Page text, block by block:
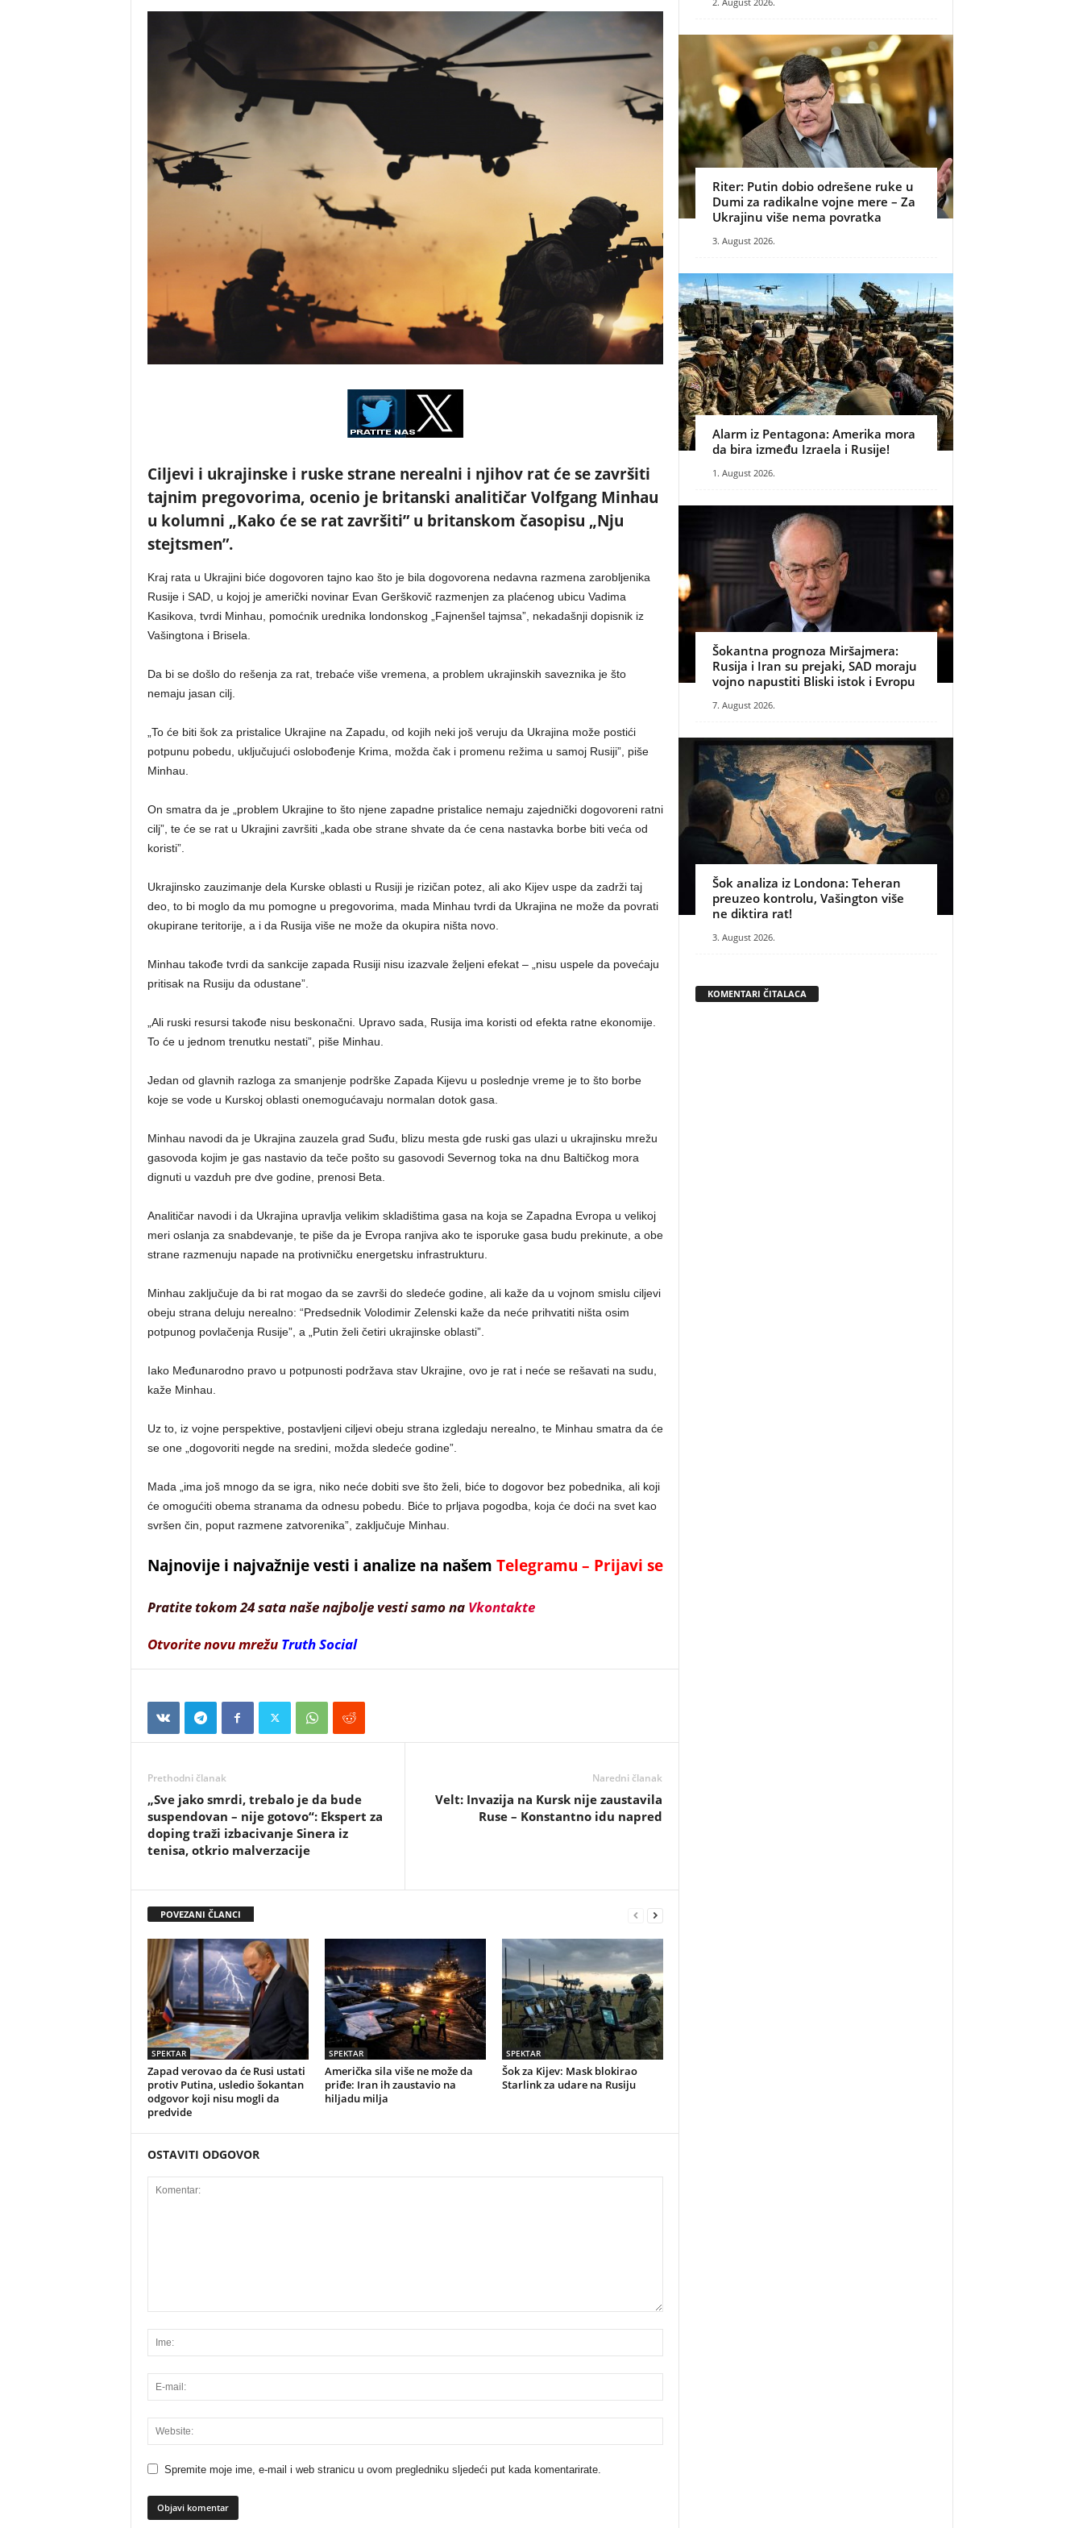
Ciljevi i ukrajinske i ruske strane nerealni i njihov rat će se završiti
tajnim pregovorima, ocenio je britanski analitičar Volfgang Minhau
u kolumni „Kako će se rat završiti” u britanskom časopisu „Nju
stejtsmen”.
Kraj rata u Ukrajini biće dogovoren tajno kao što je bila dogovorena nedavna razmena zarobljenika
Rusije i SAD, u kojoj je američki novinar Evan Gerškovič razmenjen za plaćenog ubicu Vadima
Kasikova, tvrdi Minhau, pomoćnik urednika londonskog „Fajnenšel tajmsa”, nekadašnji dopisnik iz
Vašingtona i Brisela.
Da bi se došlo do rešenja za rat, trebaće više vremena, a problem ukrajinskih saveznika je što
nemaju jasan cilj.
„To će biti šok za pristalice Ukrajine na Zapadu, od kojih neki još veruju da Ukrajina može postići
potpunu pobedu, uključujući oslobođenje Krima, možda čak i promenu režima u samoj Rusiji”, piše
Minhau.
On smatra da je „problem Ukrajine to što njene zapadne pristalice nemaju zajednički dogovoreni ratni
cilj”, te će se rat u Ukrajini završiti „kada obe strane shvate da će cena nastavka borbe biti veća od
koristi”.
Ukrajinsko zauzimanje dela Kurske oblasti u Rusiji je rizičan potez, ali ako Kijev uspe da zadrži taj
deo, to bi moglo da mu pomogne u pregovorima, mada Minhau tvrdi da Ukrajina ne može da povrati
okupirane teritorije, a i da Rusija više ne može da okupira ništa novo.
Minhau takođe tvrdi da sankcije zapada Rusiji nisu izazvale željeni efekat – „nisu uspele da povećaju
pritisak na Rusiju da odustane”.
„Ali ruski resursi takođe nisu beskonačni. Upravo sada, Rusija ima koristi od efekta ratne ekonomije.
To će u jednom trenutku nestati”, piše Minhau.
Jedan od glavnih razloga za smanjenje podrške Zapada Kijevu u poslednje vreme je to što borbe
koje se vode u Kurskoj oblasti onemogućavaju normalan dotok gasa.
Minhau navodi da je Ukrajina zauzela grad Suđu, blizu mesta gde ruski gas ulazi u ukrajinsku mrežu
gasovoda kojim je gas nastavio da teče pošto su gasovodi Severnog toka na dnu Baltičkog mora
dignuti u vazduh pre dve godine, prenosi Beta.
Analitičar navodi i da Ukrajina upravlja velikim skladištima gasa na koja se Zapadna Evropa u velikoj
meri oslanja za snabdevanje, te piše da je Evropa ranjiva ako te isporuke gasa budu prekinute, a obe
strane razmenuju napade na protivničku energetsku infrastrukturu.
Minhau zaključuje da bi rat mogao da se završi do sledeće godine, ali kaže da u vojnom smislu ciljevi
obeju strana deluju nerealno: “Predsednik Volodimir Zelenski kaže da neće prihvatiti ništa osim
potpunog povlačenja Rusije”, a „Putin želi četiri ukrajinske oblasti”.
Iako Međunarodno pravo u potpunosti podržava stav Ukrajine, ovo je rat i neće se rešavati na sudu,
kaže Minhau.
Uz to, iz vojne perspektive, postavljeni ciljevi obeju strana izgledaju nerealno, te Minhau smatra da će
se one „dogovoriti negde na sredini, možda sledeće godine”.
Mada „ima još mnogo da se igra, niko neće dobiti sve što želi, biće to dogovor bez pobednika, ali koji
će omogućiti obema stranama da odnesu pobedu. Biće to prljava pogodba, koja će doći na svet kao
svršen čin, poput razmene zatvorenika”, zaključuje Minhau.
Najnovije i najvažnije vesti i analize na našem Telegramu – Prijavi se
Pratite tokom 24 sata naše najbolje vesti samo na Vkontakte
Otvorite novu mrežu Truth Social
Prethodni članak
„Sve jako smrdi, trebalo je da bude
suspendovan – nije gotovo“: Ekspert za
doping traži izbacivanje Sinera iz
tenisa, otkrio malverzacije
Naredni članak
Velt: Invazija na Kursk nije zaustavila
Ruse – Konstantno idu napred
POVEZANI ČLANCI
SPEKTAR
Zapad verovao da će Rusi ustati
protiv Putina, usledio šokantan
odgovor koji nisu mogli da
predvide
SPEKTAR
Američka sila više ne može da
priđe: Iran ih zaustavio na
hiljadu milja
SPEKTAR
Šok za Kijev: Mask blokirao
Starlink za udare na Rusiju
OSTAVITI ODGOVOR
Spremite moje ime, e-mail i web stranicu u ovom pregledniku sljedeći put kada komentarirate.
Riter: Putin dobio odrešene ruke u
Dumi za radikalne vojne mere – Za
Ukrajinu više nema povratka
3. August 2026.
Alarm iz Pentagona: Amerika mora
da bira između Izraela i Rusije!
1. August 2026.
Šokantna prognoza Miršajmera:
Rusija i Iran su prejaki, SAD moraju
vojno napustiti Bliski istok i Evropu
7. August 2026.
Šok analiza iz Londona: Teheran
preuzeo kontrolu, Vašington više
ne diktira rat!
3. August 2026.
KOMENTARI ČITALACA